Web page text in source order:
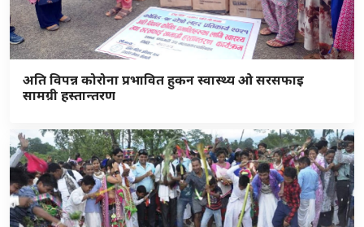
अति विपन्न कोरोना प्रभावित हुकन स्वास्थ्य ओ सरसफाइ
सामग्री हस्तान्तरण